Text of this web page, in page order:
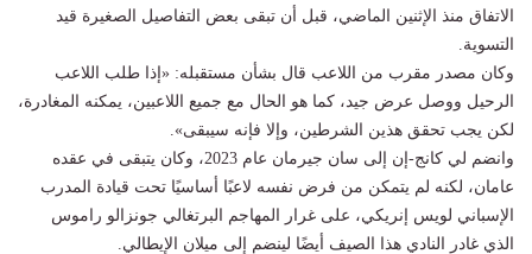
الاتفاق منذ الإثنين الماضي، قبل أن تبقى بعض التفاصيل الصغيرة قيد
التسوية.
وكان مصدر مقرب من اللاعب قال بشأن مستقبله: «إذا طلب اللاعب
الرحيل ووصل عرض جيد، كما هو الحال مع جميع اللاعبين، يمكنه المغادرة،
لكن يجب تحقق هذين الشرطين، وإلا فإنه سيبقى».
وانضم لي كانج-إن إلى سان جيرمان عام 2023، وكان يتبقى في عقده
عامان، لكنه لم يتمكن من فرض نفسه لاعبًا أساسيًا تحت قيادة المدرب
الإسباني لويس إنريكي، على غرار المهاجم البرتغالي جونزالو راموس
الذي غادر النادي هذا الصيف أيضًا لينضم إلى ميلان الإيطالي.